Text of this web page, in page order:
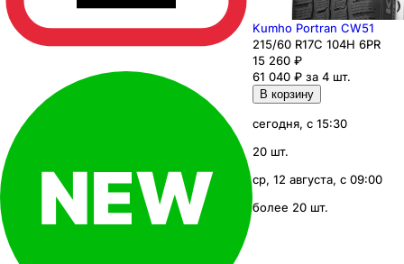
Kumho Portran CW51
215/60 R17C 104H 6PR
15 260 ₽
61 040 ₽ за 4 шт.
В корзину
сегодня, с 15:30
20 шт.
ср, 12 августа, с 09:00
более 20 шт.